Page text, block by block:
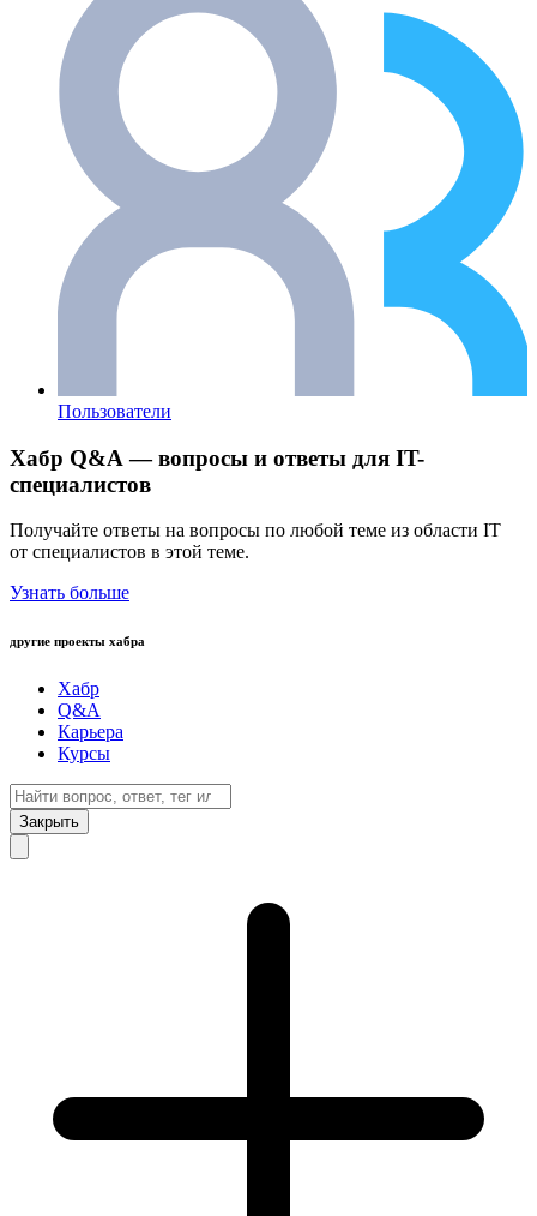
Пользователи
Хабр Q&A — вопросы и ответы для IT-
специалистов
Получайте ответы на вопросы по любой теме из области IT
от специалистов в этой теме.
Узнать больше
другие проекты хабра
Хабр
Q&A
Карьера
Курсы
Закрыть